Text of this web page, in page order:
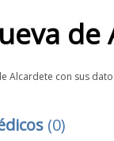
de
Alcardete con sus
(0)